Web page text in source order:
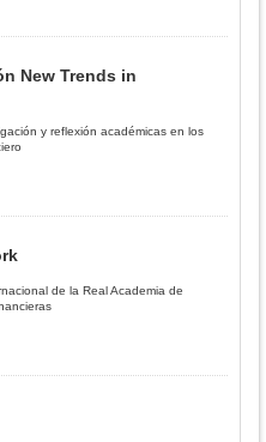
New Trends in
y reflexión académicas en los
de la Real Academia de